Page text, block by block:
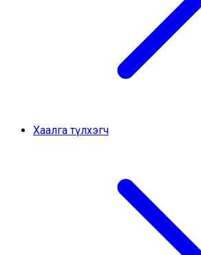
Хаалга түлхэгч